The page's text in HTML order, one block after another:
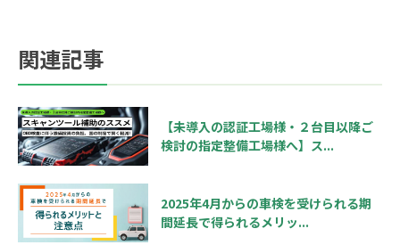
関連記事
【未導入の認証工場様・２台目以降ご
検討の指定整備工場様へ】ス...
2025年4月からの車検を受けられる期
間延長で得られるメリッ...